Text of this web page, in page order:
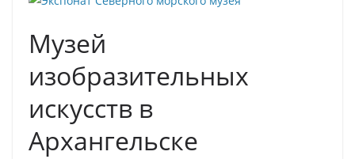
Музей
изобразительных
искусств в
Архангельске